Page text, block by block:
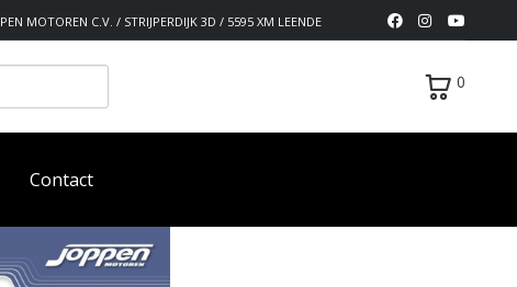
MOTOREN C.V. / STRIJPERDIJK 3D / 5595 XM LEENDE
0
Contact